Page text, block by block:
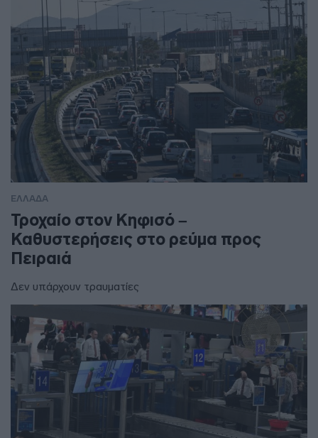
ΕΛΛΑΔΑ
Τροχαίο στον Κηφισό –
Καθυστερήσεις στο ρεύμα προς
Πειραιά
Δεν υπάρχουν τραυματίες